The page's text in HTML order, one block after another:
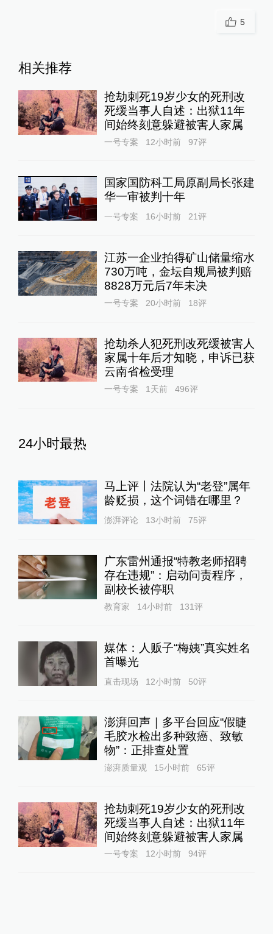
5
相关推荐
抢劫刺死19岁少女的死刑改
死缓当事人自述：出狱11年
间始终刻意躲避被害人家属
一号专案 12小时前 97评
国家国防科工局原副局长张建
华一审被判十年
一号专案 16小时前 21评
江苏一企业拍得矿山储量缩水
730万吨，金坛自规局被判赔
8828万元后7年未决
一号专案 20小时前 18评
抢劫杀人犯死刑改死缓被害人
家属十年后才知晓，申诉已获
云南省检受理
一号专案 1天前 496评
24小时最热
马上评丨法院认为“老登”属年
龄贬损，这个词错在哪里？
澎湃评论 13小时前 75评
广东雷州通报“特教老师招聘
存在违规”：启动问责程序，
副校长被停职
教育家 14小时前 131评
媒体：人贩子“梅姨”真实姓名
首曝光
直击现场 12小时前 50评
澎湃回声｜多平台回应“假睫
毛胶水检出多种致癌、致敏
物”：正排查处置
澎湃质量观 15小时前 65评
抢劫刺死19岁少女的死刑改
死缓当事人自述：出狱11年
间始终刻意躲避被害人家属
一号专案 12小时前 94评